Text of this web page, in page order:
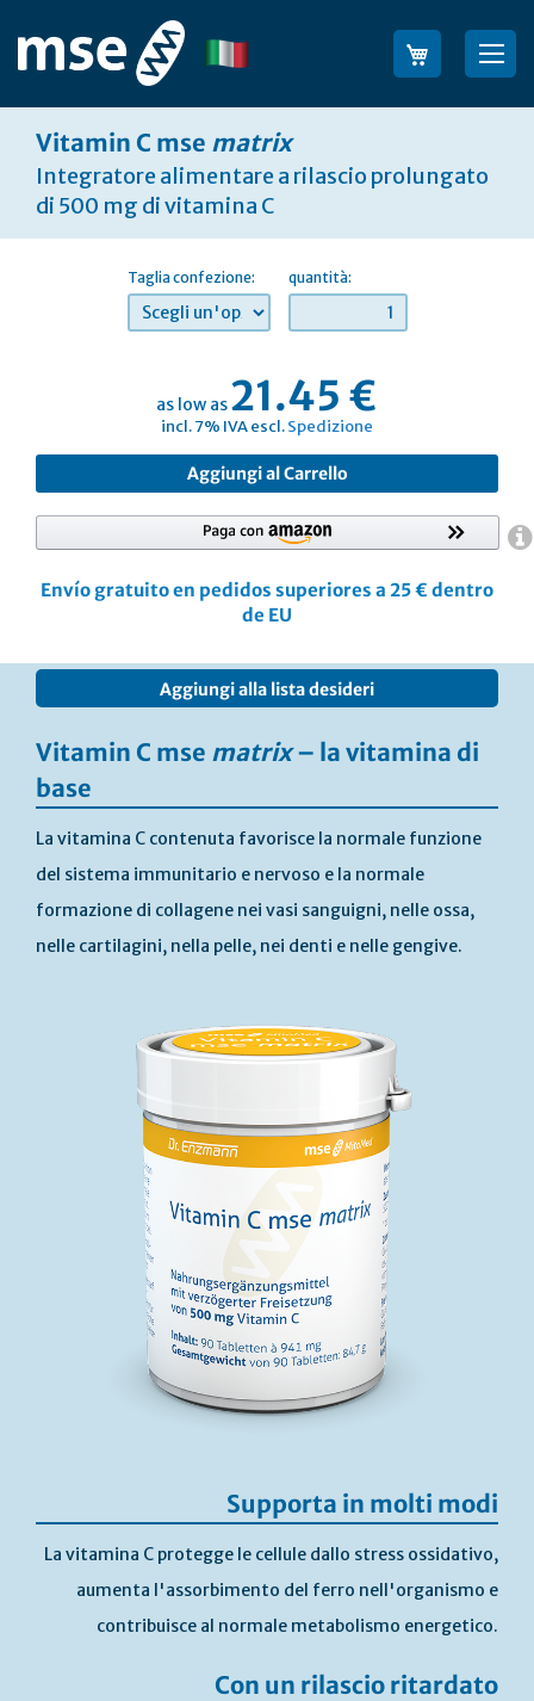
contenuto
Lingua
Vitamin C mse matrix
Integratore alimentare a rilascio prolungato
di 500 mg di vitamina C
Taglia confezione: quantità:
as low as21.45 €
incl. 7% IVA escl.Spedizione
Aggiungi al Carrello
Aggiungi alla lista desideri
Envío gratuito en pedidos superiores a 25 € dentro
de EU
dellaVitamin C mse matrix– la vitamina di
base
La vitamina C contenuta favorisce la normale funzione
del sistema immunitario e nervoso e la normale
formazione di collagene nei vasi sanguigni, nelle ossa,
nelle cartilagini, nella pelle, nei denti e nelle gengive.
Supporta in molti modi
La vitamina C protegge le cellule dallo stress ossidativo,
aumenta l'assorbimento del ferro nell'organismo e
contribuisce al normale metabolismo energetico.
Con un rilascio ritardato